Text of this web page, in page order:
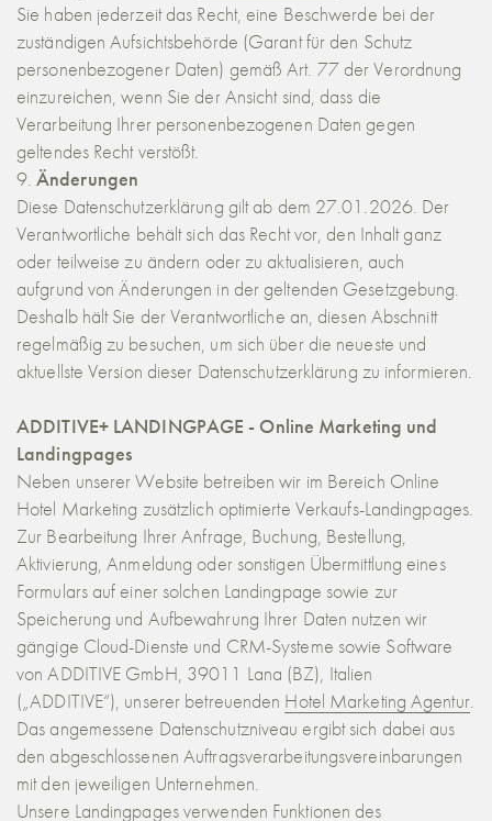
Sie haben jederzeit das Recht, eine Beschwerde bei der
zuständigen Aufsichtsbehörde (Garant für den Schutz
personenbezogener Daten) gemäß Art. 77 der Verordnung
einzureichen, wenn Sie der Ansicht sind, dass die
Verarbeitung Ihrer personenbezogenen Daten gegen
geltendes Recht verstößt.
Änderungen
Diese Datenschutzerklärung gilt ab dem 27.01.2026. Der
Verantwortliche behält sich das Recht vor, den Inhalt ganz
oder teilweise zu ändern oder zu aktualisieren, auch
aufgrund von Änderungen in der geltenden Gesetzgebung.
Deshalb hält Sie der Verantwortliche an, diesen Abschnitt
regelmäßig zu besuchen, um sich über die neueste und
aktuellste Version dieser Datenschutzerklärung zu informieren.
ADDITIVE+ LANDINGPAGE - Online Marketing und
Landingpages
Neben unserer Website betreiben wir im Bereich Online
Hotel Marketing zusätzlich optimierte Verkaufs-Landingpages.
Zur Bearbeitung Ihrer Anfrage, Buchung, Bestellung,
Aktivierung, Anmeldung oder sonstigen Übermittlung eines
Formulars auf einer solchen Landingpage sowie zur
Speicherung und Aufbewahrung Ihrer Daten nutzen wir
gängige Cloud-Dienste und CRM-Systeme sowie Software
von ADDITIVE GmbH, 39011 Lana (BZ), Italien
(„ADDITIVE“), unserer betreuenden Hotel Marketing Agentur.
Das angemessene Datenschutzniveau ergibt sich dabei aus
den abgeschlossenen Auftragsverarbeitungsvereinbarungen
mit den jeweiligen Unternehmen.
Unsere Landingpages verwenden Funktionen des